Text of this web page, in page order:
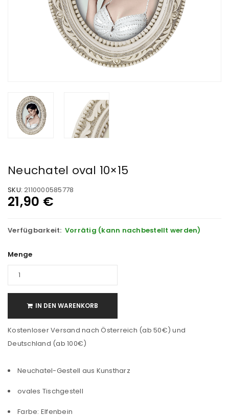
Neuchatel oval 10×15
SKU: 2110000585778
21,90 €
Verfügbarkeit: Vorrätig (kann nachbestellt werden)
Menge
IN DEN WARENKORB
Kostenloser Versand nach Österreich (ab 50€) und
Deutschland (ab 100€)
Neuchatel-Gestell aus Kunstharz
ovales Tischgestell
Farbe: Elfenbein